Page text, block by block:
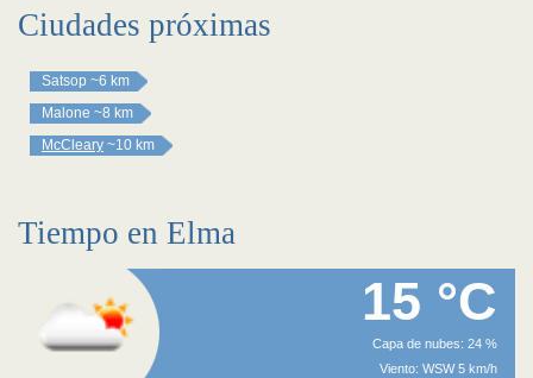
Ciudades próximas
Satsop ~6 km
Malone ~8 km
McCleary ~10 km
Tiempo en Elma
15 °C
Capa de nubes: 24 %
Viento: WSW 5 km/h